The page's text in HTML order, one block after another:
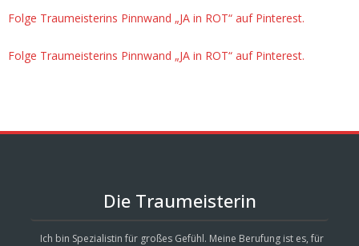
Folge Traumeisterins Pinnwand „JA in ROT“ auf Pinterest.
Folge Traumeisterins Pinnwand „JA in ROT“ auf Pinterest.
Die Traumeisterin
Ich bin Spezialistin für großes Gefühl. Meine Berufung ist es, für